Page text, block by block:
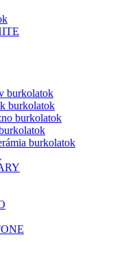
burkolatok
burkolatok
burkolatok
burkolatok